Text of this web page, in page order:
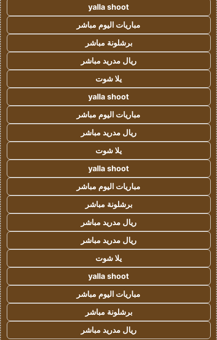
yalla shoot
مباريات اليوم مباشر
برشلونة مباشر
ريال مدريد مباشر
يلا شوت
yalla shoot
مباريات اليوم مباشر
ريال مدريد مباشر
يلا شوت
yalla shoot
مباريات اليوم مباشر
برشلونة مباشر
ريال مدريد مباشر
ريال مدريد مباشر
يلا شوت
yalla shoot
مباريات اليوم مباشر
برشلونة مباشر
ريال مدريد مباشر